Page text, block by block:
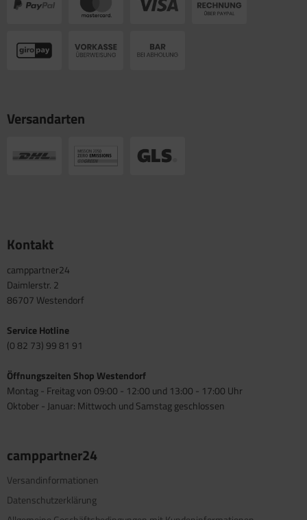
Versandarten
Kontakt
camppartner24
Daimlerstr. 2
86707 Westendorf
Service Hotline
(0 82 73) 99 81 91
Öffnungszeiten Shop Westendorf
Montag - Freitag von 09:00 - 12:00 und 13:00 - 17:00 Uhr
Oktober - Januar: Mittwoch und Samstag geschlossen
camppartner24
Versandinformationen
Datenschutzerklärung